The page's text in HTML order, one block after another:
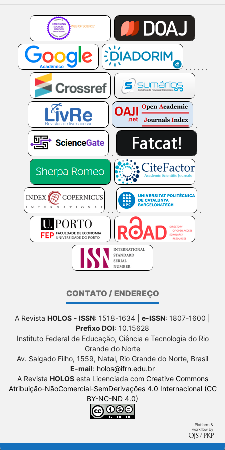
CONTATO / ENDEREÇO
A Revista HOLOS - ISSN: 1518-1634 | e-ISSN: 1807-1600 |
Prefixo DOI: 10.15628
Instituto Federal de Educação, Ciência e Tecnologia do Rio
Grande do Norte
Av. Salgado Filho, 1559, Natal, Rio Grande do Norte, Brasil
E-mail: holos@ifrn.edu.br
A Revista HOLOSesta Licenciada com Creative Commons
Atribuição-NãoComercial-SemDerivações 4.0 Internacional (CC
BY-NC-ND 4.0)